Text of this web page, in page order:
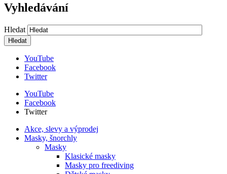
Vyhledávání
Hledat
YouTube
Facebook
Twitter
YouTube
Facebook
Twitter
Akce, slevy a výprodej
Masky, šnorchly
Masky
Klasické masky
Masky pro freediving